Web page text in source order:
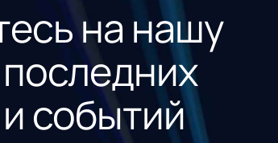
на нашу
событий